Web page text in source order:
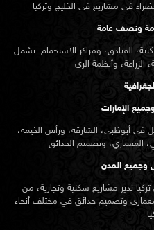
ونصف عامة
الفنادق، ومراكز الاستجمام. يشمل
الإمارات
في أبوظبي، الشارقة، ورأس الخيمة،
وجميع المدن
ندير مشاريع سكنية وتجارية، من
وتصميم حدائق في مختلف أنحاء